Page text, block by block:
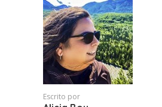
Escrito por